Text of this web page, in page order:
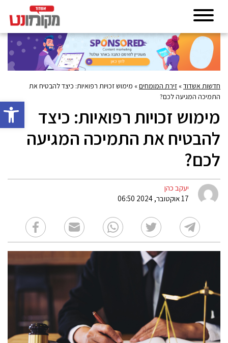
פתח
חדשות אשדוד» זירת המומחים» מימוש זכויות רפואיות: כיצד להבטיח את
התמיכה המגיעה לכם?
מימוש זכויות רפואיות: כיצד
להבטיח את התמיכה המגיעה
לכם?
יעקב כהן
17 אוקטובר, 2024 06:50